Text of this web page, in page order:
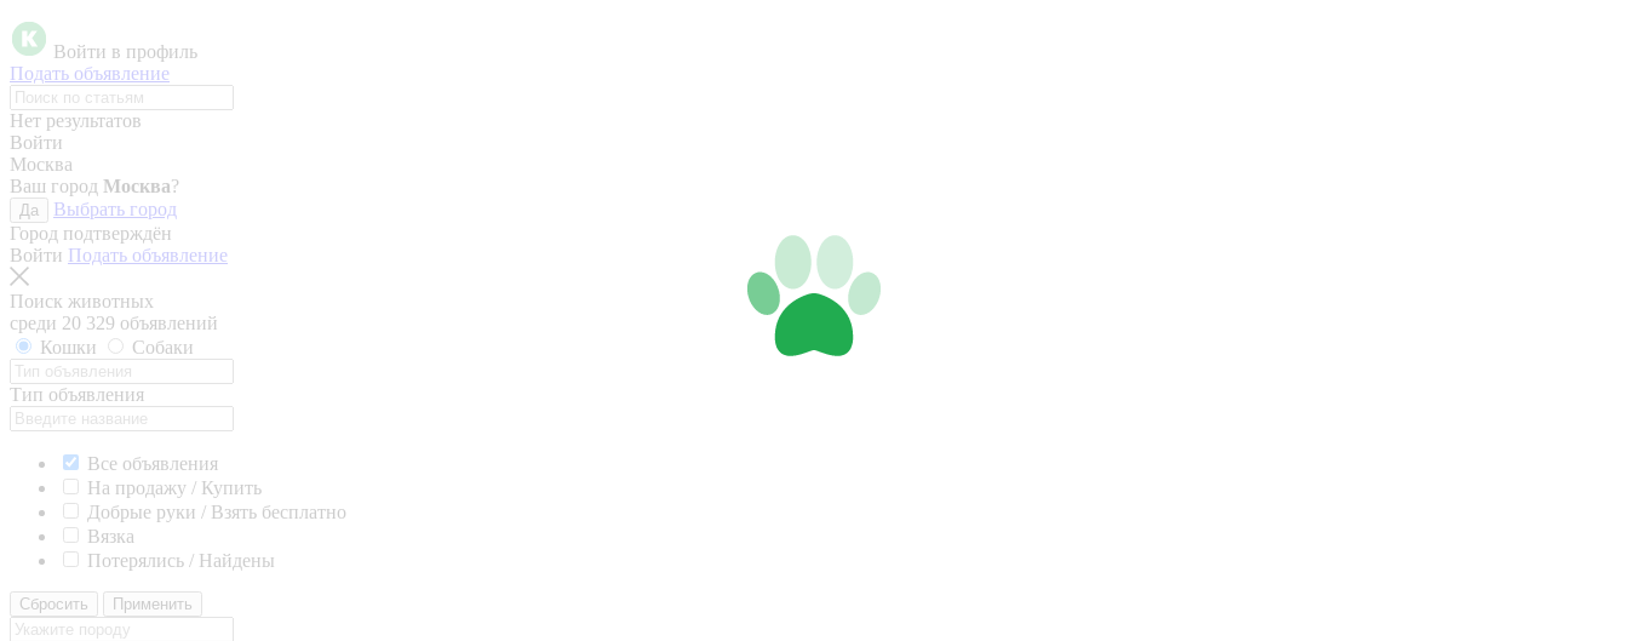
Войти в профиль
Подать объявление
Нет результатов
Войти
Москва
Ваш город Москва?
Да
Выбрать город
Город подтверждён
Войти Подать объявление
Поиск животных
среди 20 329 объявлений
Кошки
Собаки
Тип объявления
Все объявления
На продажу / Купить
Добрые руки / Взять бесплатно
Вязка
Потерялись / Найдены
Сбросить Применить